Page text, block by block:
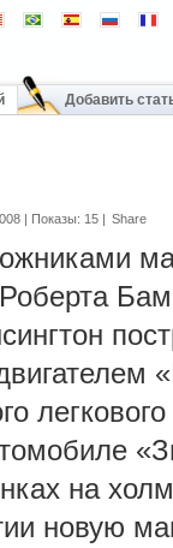
Добавить
| Показы: 15 | Share
на
новую